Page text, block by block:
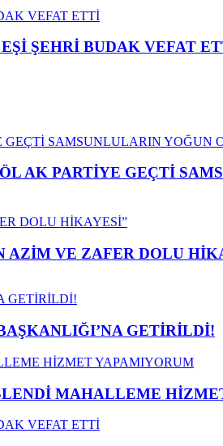
ŞEHRİ BUDAK VEFAT
AK PARTİYE GEÇTİ
AZİM VE ZAFER DOLU
GETİRİLDİ!
MAHALLEME